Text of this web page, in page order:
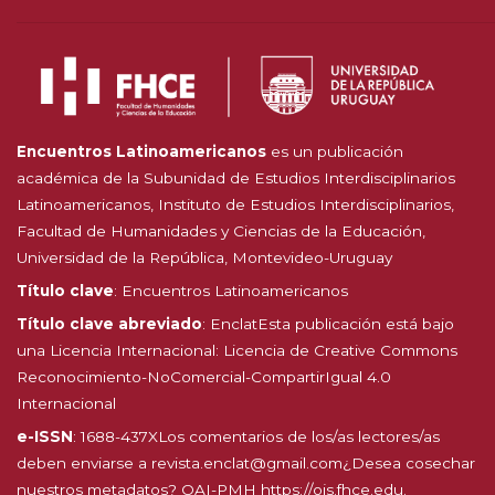
Encuentros Latinoamericanos es un publicación
académica de la Subunidad de Estudios Interdisciplinarios
Latinoamericanos, Instituto de Estudios Interdisciplinarios,
Facultad de Humanidades y Ciencias de la Educación,
Universidad de la República, Montevideo-Uruguay
Título clave: Encuentros Latinoamericanos
Título clave abreviado: EnclatEsta publicación está bajo
una Licencia Internacional: Licencia de Creative Commons
Reconocimiento-NoComercial-CompartirIgual 4.0
Internacional
e-ISSN: 1688-437XLos comentarios de los/as lectores/as
deben enviarse a revista.enclat@gmail.com¿Desea cosechar
nuestros metadatos? OAI-PMH https://ojs.fhce.edu.